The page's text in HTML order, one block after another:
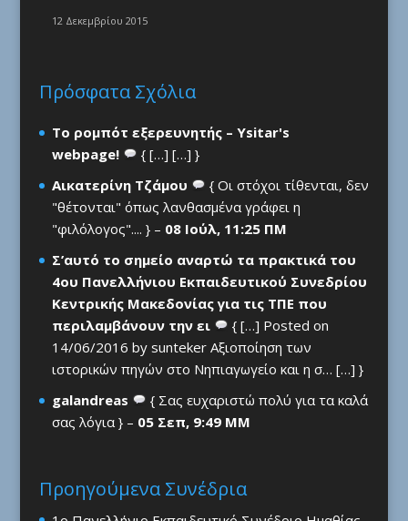
12 Δεκεμβρίου 2015
Πρόσφατα Σχόλια
Το ρομπότ εξερευνητής – Ysitar's
webpage!
{ […] […] }
Αικατερίνη Τζάμου
{ Οι στόχοι τίθενται, δεν
"θέτονται" όπως λανθασμένα γράφει η
"φιλόλογος".... } – 08 Ιούλ, 11:25 ΠΜ
Σ’αυτό το σημείο αναρτώ τα πρακτικά του
4ου Πανελλήνιου Εκπαιδευτικού Συνεδρίου
Κεντρικής Μακεδονίας για τις ΤΠΕ που
περιλαμβάνουν την ει
{ […] Posted on
14/06/2016 by sunteker Αξιοποίηση των
ιστορικών πηγών στο Νηπιαγωγείο και η σ… […] }
galandreas
{ Σας ευχαριστώ πολύ για τα καλά
σας λόγια } – 05 Σεπ, 9:49 ΜΜ
Προηγούμενα Συνέδρια